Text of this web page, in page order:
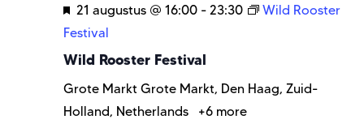
Wild Rooster Festival
Uitgelicht
21 augustus @ 16:00 - 23:30
Wild Rooster
Festival
Grote Markt Grote Markt, Den Haag, Zuid-
Holland, Netherlands
+6 more